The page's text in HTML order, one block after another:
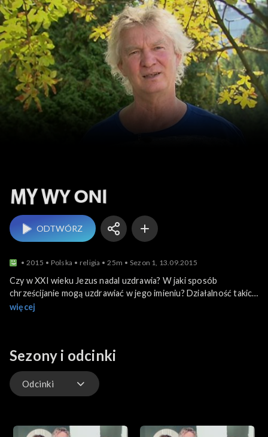
My Wy Oni
ODTWÓRZ
2015 Polska religia 25m Sezon 1, 13.09.2015
Czy w XXI wieku Jezus nadal uzdrawia? W jaki sposób
chrześcijanie mogą uzdrawiać w jego imieniu? Działalność takich
osób, jak ksiądz John Bashobora czy Maria Vadai jest bardzo
więcej
Sezony i odcinki
Odcinki